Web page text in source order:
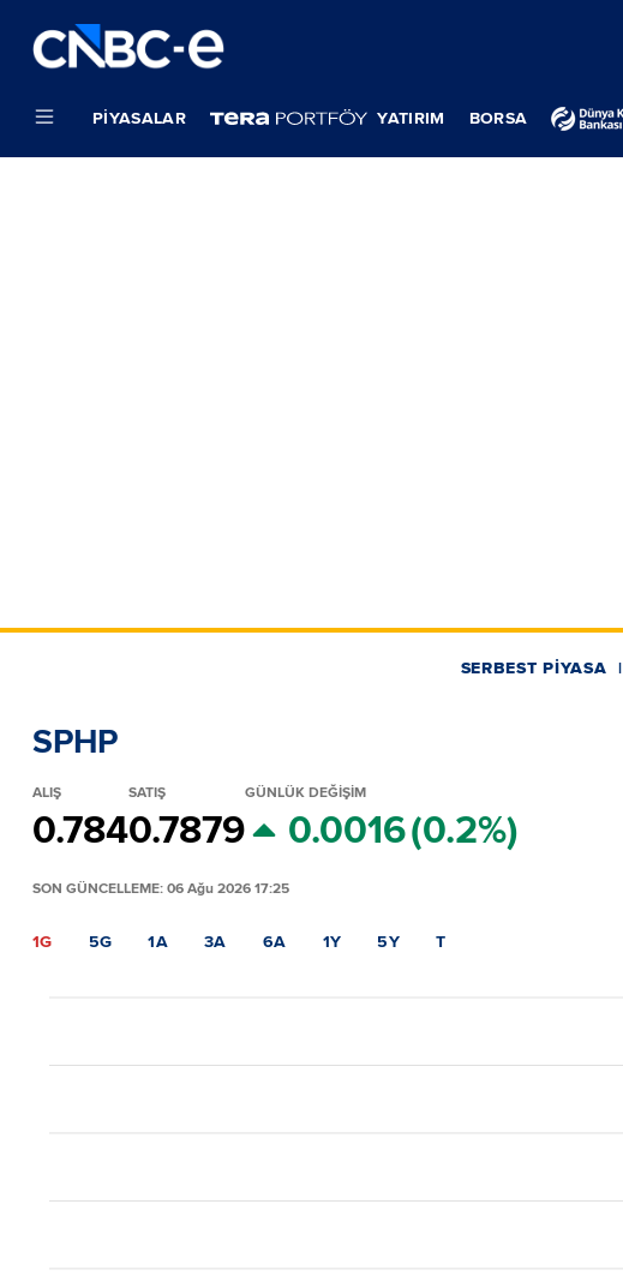
PIYASALAR YATIRIM BORSA
SERBEST PİYASA
SPHP
ALIŞ
0.784
SATIŞ
0.7879
GÜNLÜK DEĞİŞİM
0.0016(0.2%)
SON GÜNCELLEME: 06 Ağu 2026 17:25
1G 5G 1A 3A 6A 1Y 5Y T